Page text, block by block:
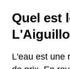
Quel est
L'eau est une